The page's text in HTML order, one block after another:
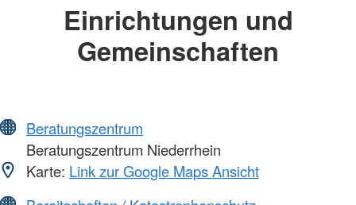
Einrichtungen und
Gemeinschaften
Beratungszentrum
Beratungszentrum Niederrhein
Karte: Link zur Google Maps Ansicht